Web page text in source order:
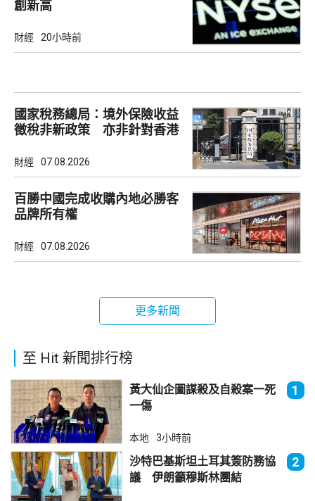
創新高
財經 20小時前
國家稅務總局：境外保險收益
徵稅非新政策 亦非針對香港
財經 07.08.2026
百勝中國完成收購內地必勝客
品牌所有權
財經 07.08.2026
更多新聞
至 Hit 新聞排行榜
黃大仙企圖謀殺及自殺案一死
一傷
1
本地 3小時前
沙特巴基斯坦土耳其簽防務協
議 伊朗籲穆斯林團結
2